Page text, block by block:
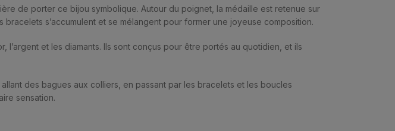
de porter ce bijou symbolique. Autour du poignet, la médaille est retenue sur
s’accumulent et se mélangent pour former une joyeuse composition.
et les diamants. Ils sont conçus pour être portés au quotidien, et ils
des bagues aux colliers, en passant par les bracelets et les boucles
sensation.